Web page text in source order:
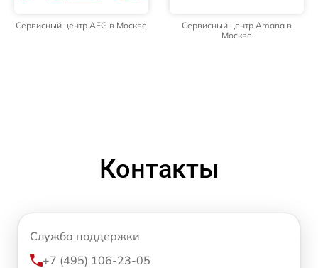
Сервисный центр AEG в Москве
Сервисный центр Amana в
Москве
Контакты
Служба поддержки
+7 (495) 106-23-05